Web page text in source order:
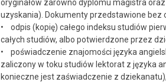
oryginałów zarówno dyplomu magistra
uzyskania). Dokumenty przedstawione bez
• odpis (kopię) całego indeksu studiów
całych studiów, albo potwierdzone przez
• poświadczenie znajomości języka
zaliczony w toku studiów lektorat z języka
konieczne jest zaświadczenie z dziekanatu),